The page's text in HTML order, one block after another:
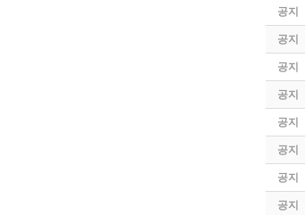
공지
공지
공지
공지
공지
공지
공지
공지